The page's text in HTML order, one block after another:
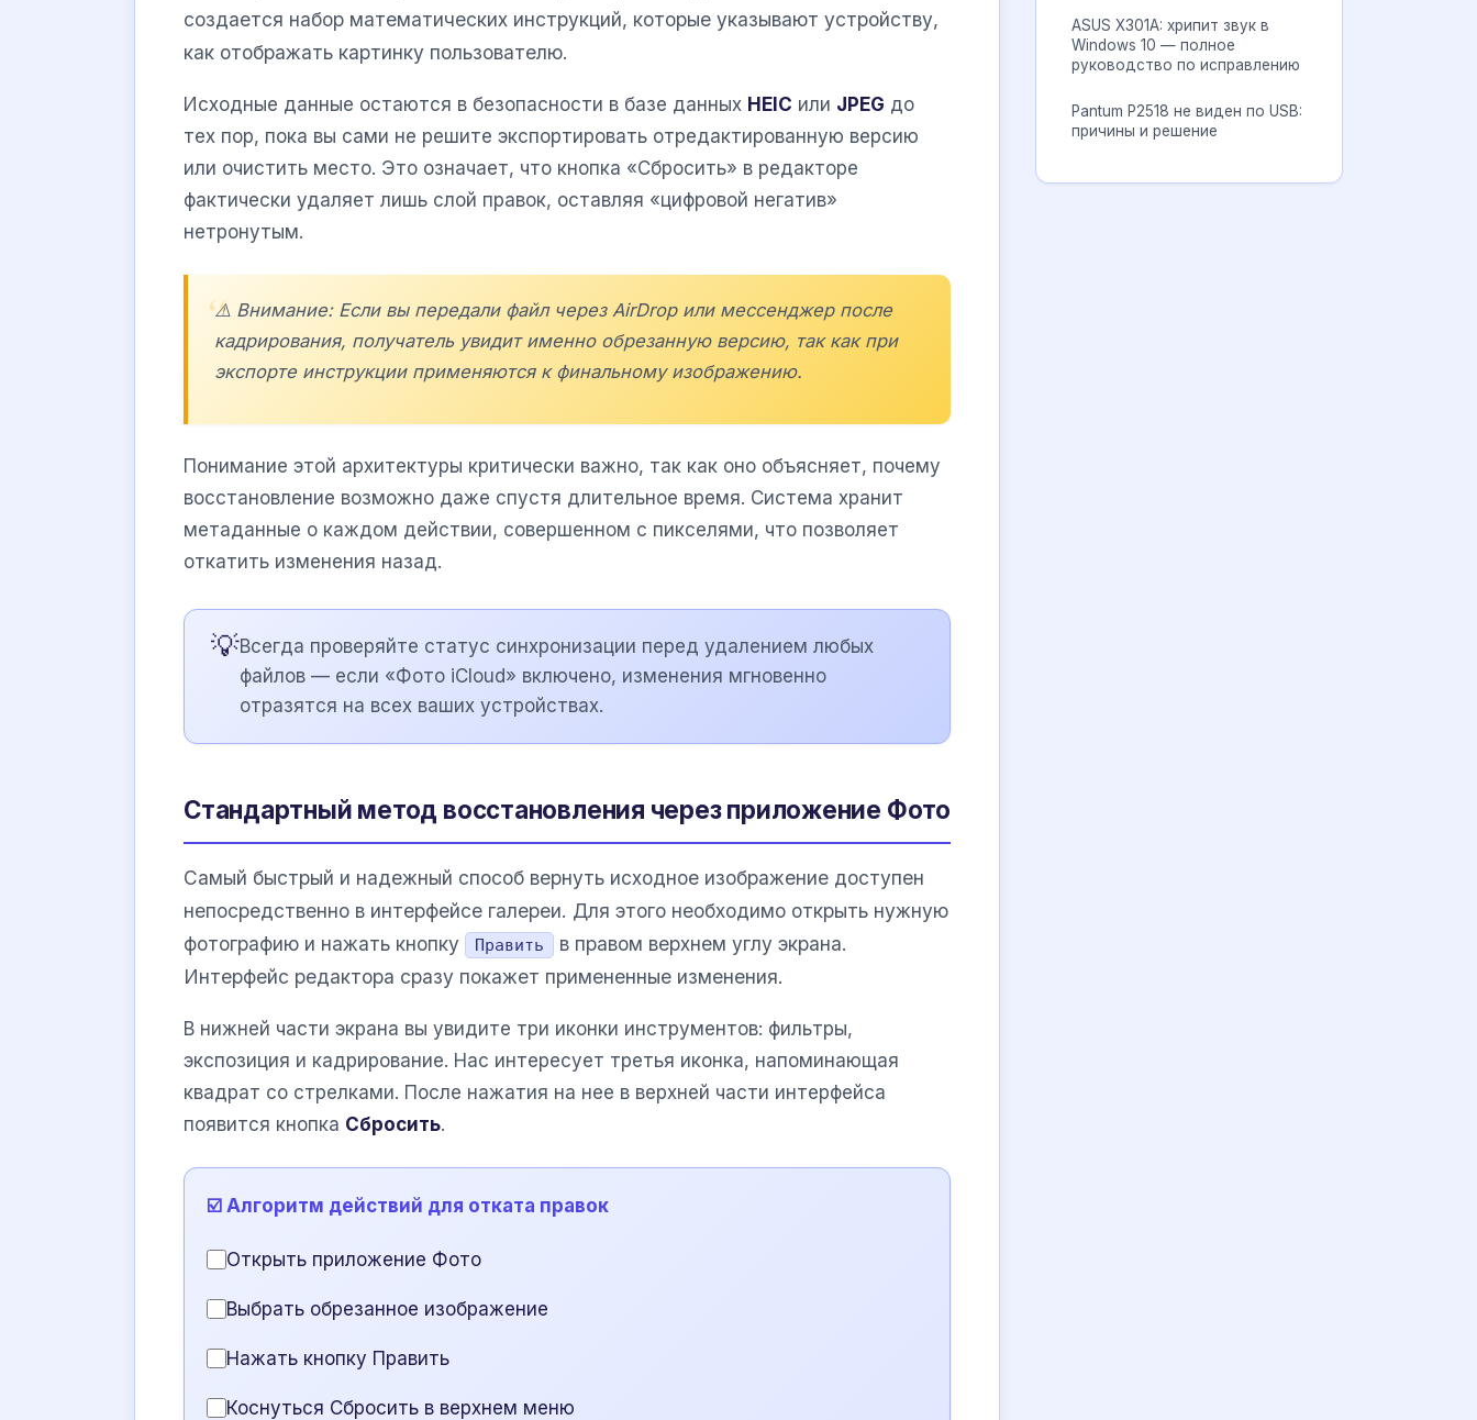
создается набор математических инструкций, которые указывают устройству,
как отображать картинку пользователю.
Исходные данные остаются в безопасности в базе данных HEIC или JPEG до
тех пор, пока вы сами не решите экспортировать отредактированную версию
или очистить место. Это означает, что кнопка «Сбросить» в редакторе
фактически удаляет лишь слой правок, оставляя «цифровой негатив»
нетронутым.
⚠️ Внимание: Если вы передали файл через AirDrop или мессенджер после
кадрирования, получатель увидит именно обрезанную версию, так как при
экспорте инструкции применяются к финальному изображению.
Понимание этой архитектуры критически важно, так как оно объясняет, почему
восстановление возможно даже спустя длительное время. Система хранит
метаданные о каждом действии, совершенном с пикселями, что позволяет
откатить изменения назад.
💡Всегда проверяйте статус синхронизации перед удалением любых
файлов — если «Фото iCloud» включено, изменения мгновенно
отразятся на всех ваших устройствах.
Стандартный метод восстановления через приложение Фото
Самый быстрый и надежный способ вернуть исходное изображение доступен
непосредственно в интерфейсе галереи. Для этого необходимо открыть нужную
фотографию и нажать кнопку
Править
в правом верхнем углу экрана.
Интерфейс редактора сразу покажет примененные изменения.
В нижней части экрана вы увидите три иконки инструментов: фильтры,
экспозиция и кадрирование. Нас интересует третья иконка, напоминающая
квадрат со стрелками. После нажатия на нее в верхней части интерфейса
появится кнопка Сбросить.
☑️ Алгоритм действий для отката правок
Открыть приложение Фото
Выбрать обрезанное изображение
Нажать кнопку Править
Коснуться Сбросить в верхнем меню
ASUS X301A: хрипит звук в
Windows 10 — полное
руководство по исправлению
Pantum P2518 не виден по USB:
причины и решение